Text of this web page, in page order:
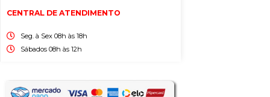
CENTRAL DE ATENDIMENTO
Seg. à Sex 08h às 18h
Sábados 08h às 12h